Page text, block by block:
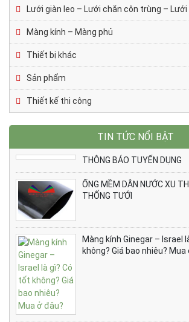
Lưới giàn leo – Lưới chắn côn trùng – Lưới
Màng kính – Màng phủ
Thiết bị khác
Sản phẩm
Thiết kế thi công
TIN TỨC NỔI BẬT
THÔNG BÁO TUYỂN DỤNG
ỐNG MỀM DẪN NƯỚC XU
THỐNG TƯỚI
Màng kính Ginegar – Israel
không? Giá bao nhiêu? Mua